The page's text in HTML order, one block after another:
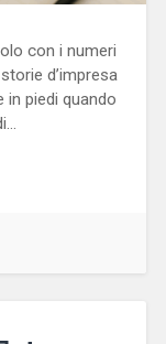
con i numeri
d’impresa
piedi quando